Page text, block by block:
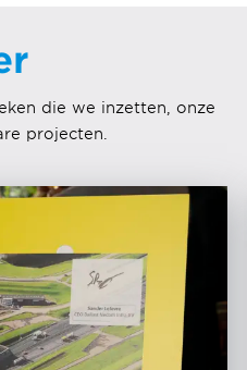
die we inzetten, onze
projecten.